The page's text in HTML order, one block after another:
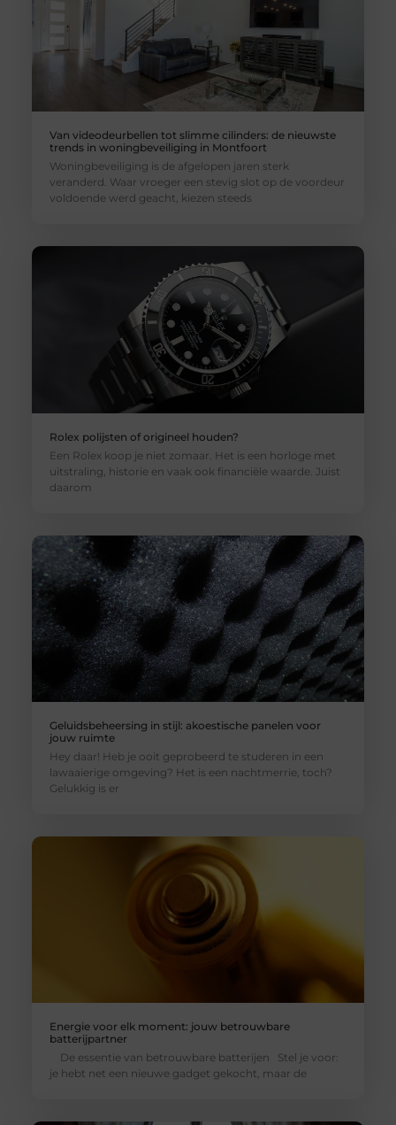
Van videodeurbellen tot slimme cilinders: de nieuwste
trends in woningbeveiliging in Montfoort
Woningbeveiliging is de afgelopen jaren sterk
veranderd. Waar vroeger een stevig slot op de voordeur
voldoende werd geacht, kiezen steeds
Rolex polijsten of origineel houden?
Een Rolex koop je niet zomaar. Het is een horloge met
uitstraling, historie en vaak ook financiële waarde. Juist
daarom
Geluidsbeheersing in stijl: akoestische panelen voor
jouw ruimte
Hey daar! Heb je ooit geprobeerd te studeren in een
lawaaierige omgeving? Het is een nachtmerrie, toch?
Gelukkig is er
Energie voor elk moment: jouw betrouwbare
batterijpartner
De essentie van betrouwbare batterijen Stel je voor:
je hebt net een nieuwe gadget gekocht, maar de